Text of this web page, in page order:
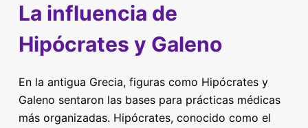
La influencia de
Hipócrates y Galeno
En la antigua Grecia, figuras como Hipócrates y
Galeno sentaron las bases para prácticas médicas
más organizadas. Hipócrates, conocido como el